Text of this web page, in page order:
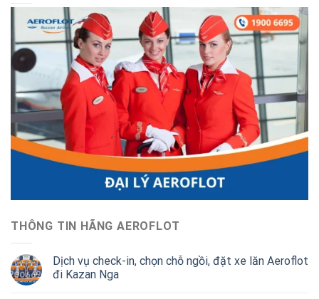
THÔNG TIN HÃNG AEROFLOT
Dịch vụ check-in, chọn chỗ ngồi, đặt xe lăn Aeroflot
đi Kazan Nga